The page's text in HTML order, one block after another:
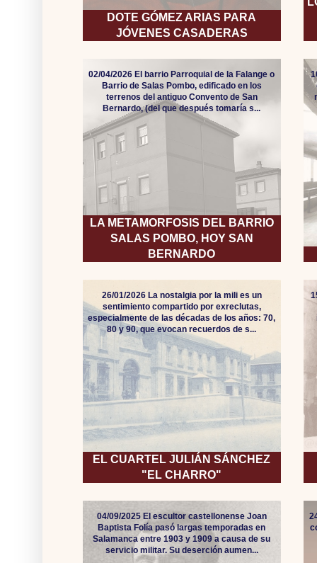
DOTE GÓMEZ ARIAS PARA
JÓVENES CASADERAS
LA METAMORFOSIS DEL BARRIO
SALAS POMBO, HOY SAN
BERNARDO
02/04/2026 El barrio Parroquial de la Falange o
Barrio de Salas Pombo, edificado en los
terrenos del antiguo Convento de San
Bernardo, (del que después tomaría s...
EL CUARTEL JULIÁN SÁNCHEZ
"EL CHARRO"
26/01/2026 La nostalgia por la mili es un
sentimiento compartido por exreclutas,
especialmente de las décadas de los años: 70,
80 y 90, que evocan recuerdos de s...
04/09/2025 El escultor castellonense Joan
Baptista Folía pasó largas temporadas en
Salamanca entre 1903 y 1909 a causa de su
servicio militar. Su deserción aumen...